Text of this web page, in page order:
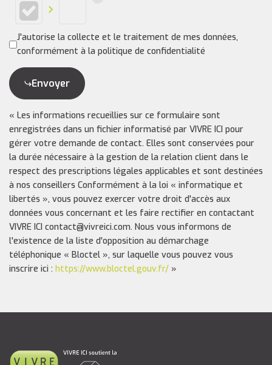
J'autorise la collecte et le traitement de mes données,
conformément à la politique de confidentialité
Envoyer
« Les informations recueillies sur ce formulaire sont
enregistrées dans un fichier informatisé par VIVRE ICI pour
gérer votre demande de contact. Elles sont conservées pour
la durée nécessaire à la gestion de la relation client dans le
respect des prescriptions légales applicables et sont destinées
à nos conseillers Conformément à la loi « informatique et
libertés », vous pouvez exercer votre droit d'accès aux
données vous concernant et les faire rectifier en contactant
VIVRE ICI contact@vivreici.com. Nous vous informons de
l'existence de la liste d'opposition au démarchage
téléphonique « Bloctel », sur laquelle vous pouvez vous
inscrire ici : https://www.bloctel.gouv.fr/ »